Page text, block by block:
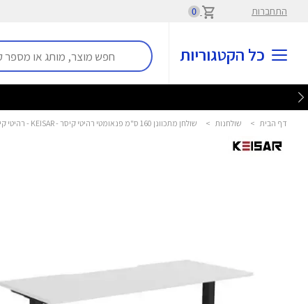
התחברות 0
כל הקטגוריות
דף הבית > שולחנות > שולחן מתכוונן 160 ס"מ פנאומטי רהיטי קיסר - KEISAR - רהיטי קיסר